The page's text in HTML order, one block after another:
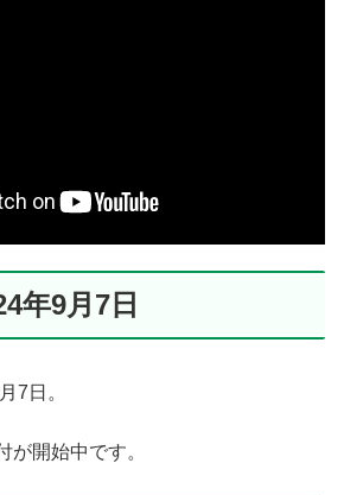
年9月7日
7日。
が開始中です。